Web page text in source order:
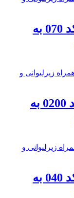
ست ماگ طرح بلک پینک کد 070 به
ست ماگ طرح استقلال کد 0200 به
ست ماگ طرح بلک پینک کد 040 به